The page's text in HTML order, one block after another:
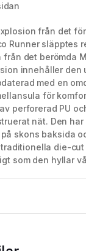
från det
Runner släpptes
det berömda
innehåller den
med en
för
perforerad PU
nät. Den
skons baksida
die-
som den hyllar